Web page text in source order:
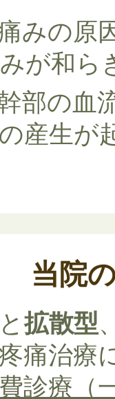
みの原
が和ら
部の血
産生が
当院
と拡散型
痛治療
診療（